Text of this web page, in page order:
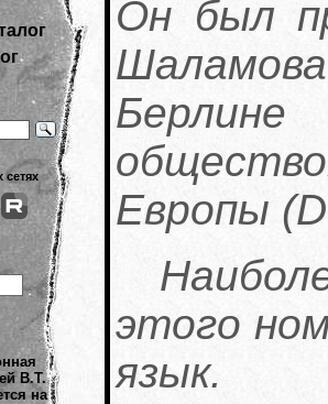
В.Т.
на
Он был
Европы
этого
язык.